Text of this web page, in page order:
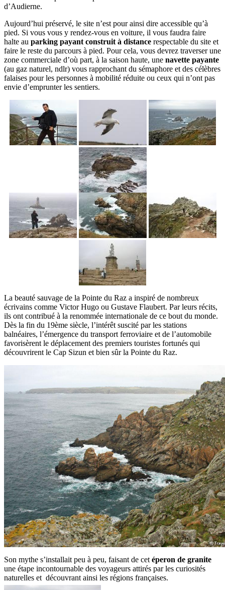
d’Audierne.
Aujourd’hui préservé, le site n’est pour ainsi dire accessible qu’à
pied. Si vous vous y rendez-vous en voiture, il vous faudra faire
halte au parking payant construit à distance respectable du site et
faire le reste du parcours à pied. Pour cela, vous devrez traverser une
zone commerciale d’où part, à la saison haute, une navette payante
(au gaz naturel, ndlr) vous rapprochant du sémaphore et des célèbres
falaises pour les personnes à mobilité réduite ou ceux qui n’ont pas
envie d’emprunter les sentiers.
La beauté sauvage de la Pointe du Raz a inspiré de nombreux
écrivains comme Victor Hugo ou Gustave Flaubert. Par leurs récits,
ils ont contribué à la renommée internationale de ce bout du monde.
Dès la fin du 19ème siècle, l’intérêt suscité par les stations
balnéaires, l’émergence du transport ferroviaire et de l’automobile
favorisèrent le déplacement des premiers touristes fortunés qui
découvrirent le Cap Sizun et bien sûr la Pointe du Raz.
Son mythe s’installait peu à peu, faisant de cet éperon de granite
une étape incontournable des voyageurs attirés par les curiosités
naturelles et découvrant ainsi les régions françaises.